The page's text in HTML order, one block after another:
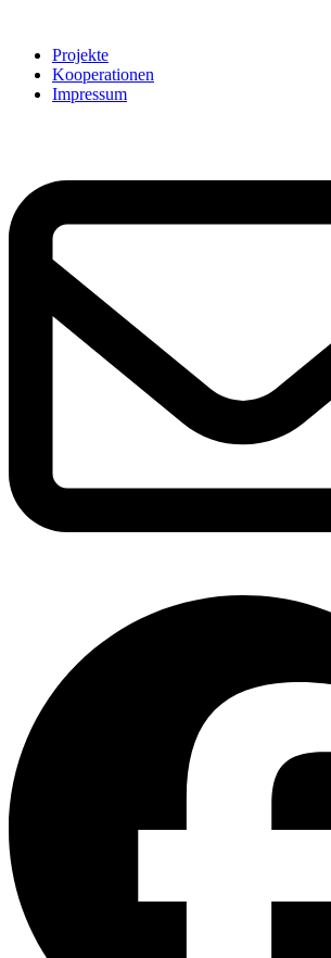
Projekte
Kooperationen
Impressum